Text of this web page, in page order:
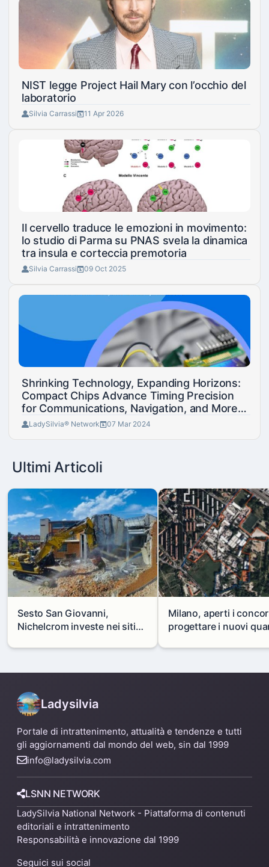
NIST legge Project Hail Mary con l’occhio del
laboratorio
Silvia Carrassi 11 Apr 2026
Il cervello traduce le emozioni in movimento:
lo studio di Parma su PNAS svela la dinamica
tra insula e corteccia premotoria
Silvia Carrassi 09 Oct 2025
Shrinking Technology, Expanding Horizons:
Compact Chips Advance Timing Precision
for Communications, Navigation, and More
Applications
LadySilvia® Network 07 Mar 2024
Ultimi Articoli
Sesto San Giovanni,
Nichelcrom investe nei siti
capannone per fare spazio a
Milano, aperti i
progettare i nuovi
Mare
Ladysilvia
Portale di intrattenimento, attualità e tendenze e tutti
gli aggiornamenti dal mondo del web, sin dal 1999
info@ladysilvia.com
LSNN NETWORK
LadySilvia National Network - Piattaforma di contenuti
editoriali e intrattenimento
Responsabilità e innovazione dal 1999
Seguici sui social